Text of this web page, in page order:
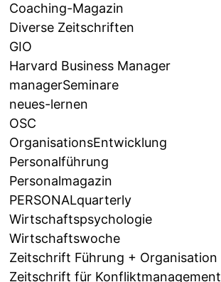
Coaching-Magazin
Diverse Zeitschriften
GIO
Harvard Business Manager
managerSeminare
neues-lernen
OSC
OrganisationsEntwicklung
Personalführung
Personalmagazin
PERSONALquarterly
Wirtschaftspsychologie
Wirtschaftswoche
Zeitschrift Führung + Organisation
Zeitschrift für Konfliktmanagement